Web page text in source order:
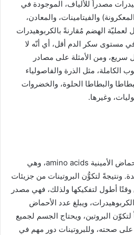
مصدراً للألياف، الموجودة في
والفيتامينات، والمعادن،
لعمليّة الهضم مُقارنةً بالكربوهيدرات
مستوى سكر الدم أقل، أي أنّه لا
سريع، ومن الأمثلة على مصادر
الكاملة، مثل الذرة والفاصولياء
والبطاطا الحلوة، والخضروات
وغيرها.
تتكون من وحداتٍ تسمى الأحماض الأمينية amino acids، وهي
ونتيجةً لتكوُّن البروتينات من جزيئات
أطول لتفكيكها ولذلك، فهي مصدر
ويبلغ عدد الأحماض
معاً لتكوّن البروتين، ويحتاج الجسم لجميع
على صحته، وللبروتينات دور مهم في